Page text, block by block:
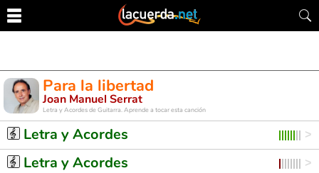
Para la libertad
Joan Manuel Serrat
Letra y Acordes de Guitarra. Aprende a tocar esta canción
Letra y Acordes
Letra y Acordes